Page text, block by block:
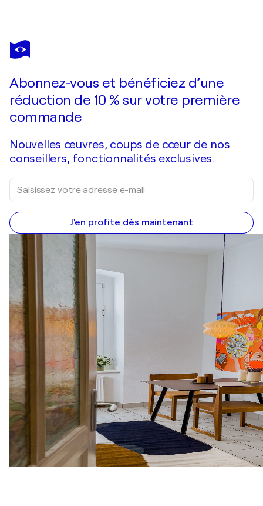
ROXANE STROOBANT
De passage, triptyque
Abonnez-vous et bénéficiez d’une
réduction de 10 % sur votre première
commande
Nouvelles œuvres, coups de cœur de nos
conseillers, fonctionnalités exclusives.
J'en profite dès maintenant